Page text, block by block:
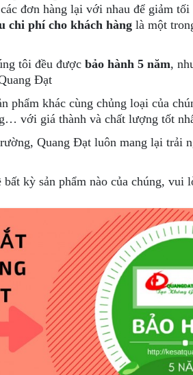
đơn hàng lại với nhau để giảm
chi phí cho khách hàng là một
tôi đều được bảo hành 5 năm,
Đạt
phẩm khác cùng chủng loại của
với giá thành và chất lượng tốt
Quang Đạt luôn mang lại trải
bất kỳ sản phẩm nào của chúng, vui